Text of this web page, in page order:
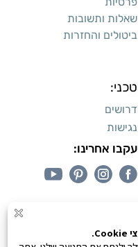
שאלות ותשובות
ביטולים והחזרות
טכני:
דרושים
נגישות
עקבו אחרינו: